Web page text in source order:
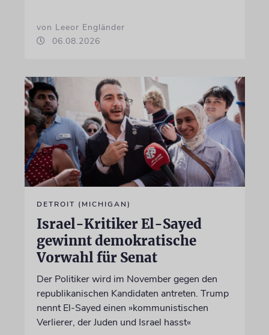
von Leeor Engländer
06.08.2026
DETROIT (MICHIGAN)
Israel-Kritiker El-Sayed
gewinnt demokratische
Vorwahl für Senat
Der Politiker wird im November gegen den
republikanischen Kandidaten antreten. Trump
nennt El-Sayed einen »kommunistischen
Verlierer, der Juden und Israel hasst«